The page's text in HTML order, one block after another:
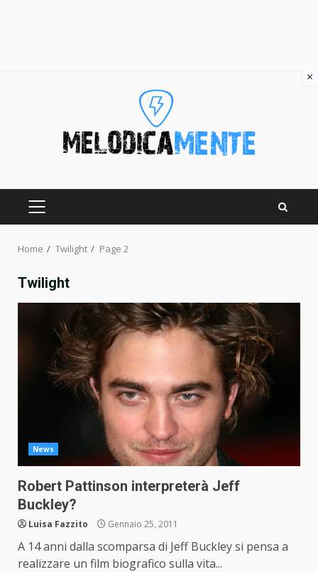
PRIMARY
Home Twilight Page 2
Twilight
News
Robert Pattinson interpreterà Jeff
Buckley?
Luisa Fazzito Gennaio 25, 2011
A 14 anni dalla scomparsa di Jeff Buckley si pensa a
realizzare un film biografico sulla vita...
×